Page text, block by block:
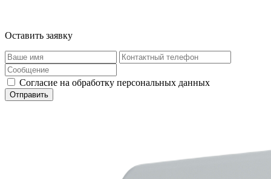
Оставить заявку
Согласие на обработку персональных данных
Отправить